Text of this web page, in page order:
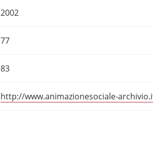
2002
77
83
http://www.animazionesociale-